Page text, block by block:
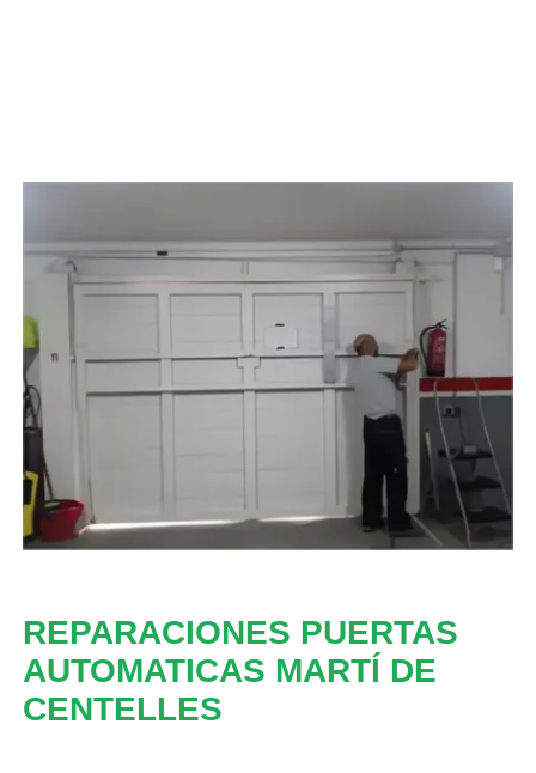
REPARACIONES PUERTAS
AUTOMATICAS MARTÍ DE
CENTELLES